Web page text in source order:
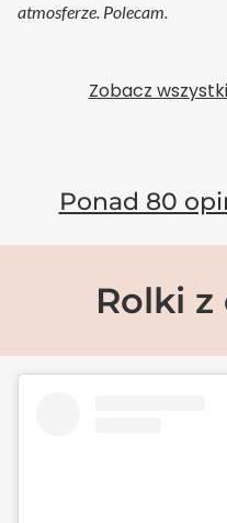
atmosferze. Polecam.
Zobacz
Ponad 80
Rolki